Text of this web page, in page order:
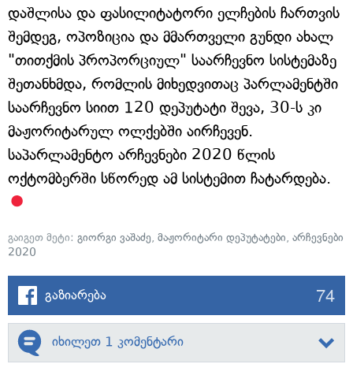
დაშლისა და ფასილიტატორი ელჩების ჩართვის
შემდეგ, ოპოზიცია და მმართველი გუნდი ახალ
"თითქმის პროპორციულ" საარჩევნო სისტემაზე
შეთანხმდა, რომლის მიხედვითაც პარლამენტში
საარჩევნო სიით 120 დეპუტატი შევა, 30-ს კი
მაჟორიტარულ ოლქებში აირჩევენ.
საპარლამენტო არჩევნები 2020 წლის
ოქტომბერში სწორედ ამ სისტემით ჩატარდება.
გაიგეთ მეტი: გიორგი ვაშაძე, მაჟორიტარი დეპუტატები, არჩევნები
2020
გაზიარება 74
იხილეთ 1 კომენტარი